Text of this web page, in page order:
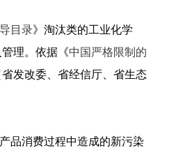
目录》淘汰类的工业化学
理。依据《中国严格限制的
发改委、省经信厅、省生态
品消费过程中造成的新污染